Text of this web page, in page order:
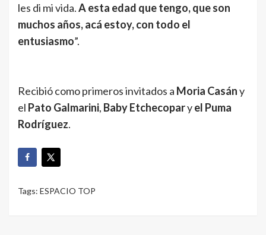
les di mi vida.A esta edad que tengo, que son
muchos años, acá estoy, con todo el
entusiasmo”.
Recibió como primeros invitados a Moria Casány
el Pato Galmarini, Baby Etchecoparyel Puma
Rodríguez.
Tags: ESPACIO TOP